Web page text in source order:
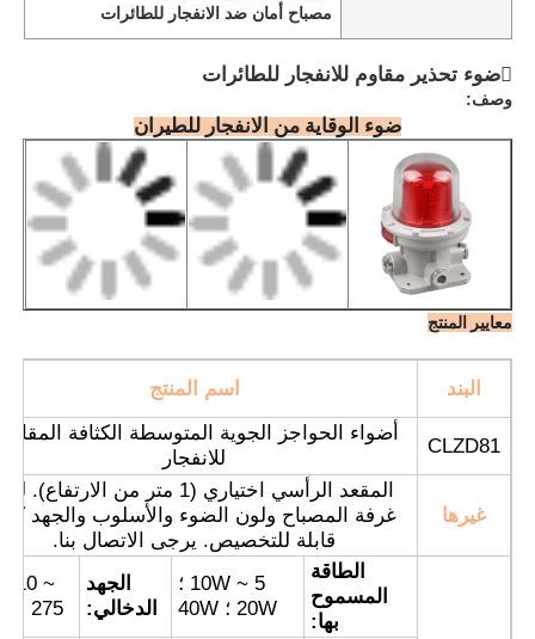
مصباح أمان ضد الانفجار للطائرات
ضوء تحذير مقاوم للانفجار للطائرات
وصف:
ضوء الوقاية من الانفجار للطيران
معايير المنتج
البند اسم المنتج
CLZD81
أضواء الحواجز الجوية المتوسطة الكثافة
للانفجار
غيرها
المقعد الرأسي اختياري (1 متر من الارتفاع).
غرفة المصباح ولون الضوء والأسلوب والجهد
قابلة للتخصيص. يرجى الاتصال بنا.
الطاقة
المسموح
بها:
5 ~ 10W ؛
20W ؛ 40W
الجهد
الدخالي:
~
275 فولت